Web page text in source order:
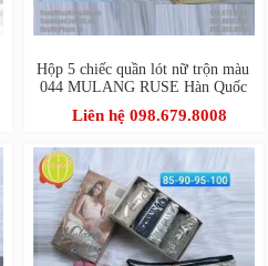
Hộp 5 chiếc quần lót nữ trộn màu
044 MULANG RUSE Hàn Quốc
Liên hệ 098.679.8008